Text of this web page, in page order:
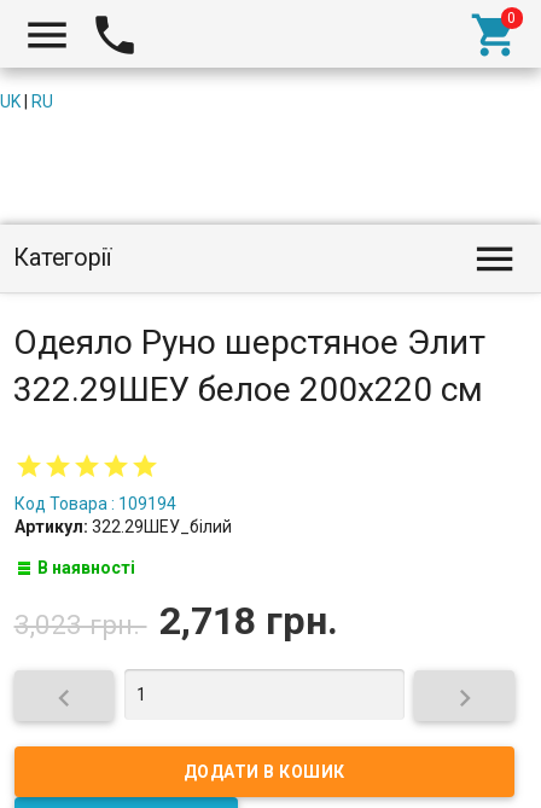
  
UK RU
Категорії 
Одеяло Руно шерстяное Элит
322.29ШЕУ белое 200х220 см
Код Товара : 109194
Артикул: 322.29ШЕУ_білий
В наявності
3,023 грн. 2,718 грн.
 